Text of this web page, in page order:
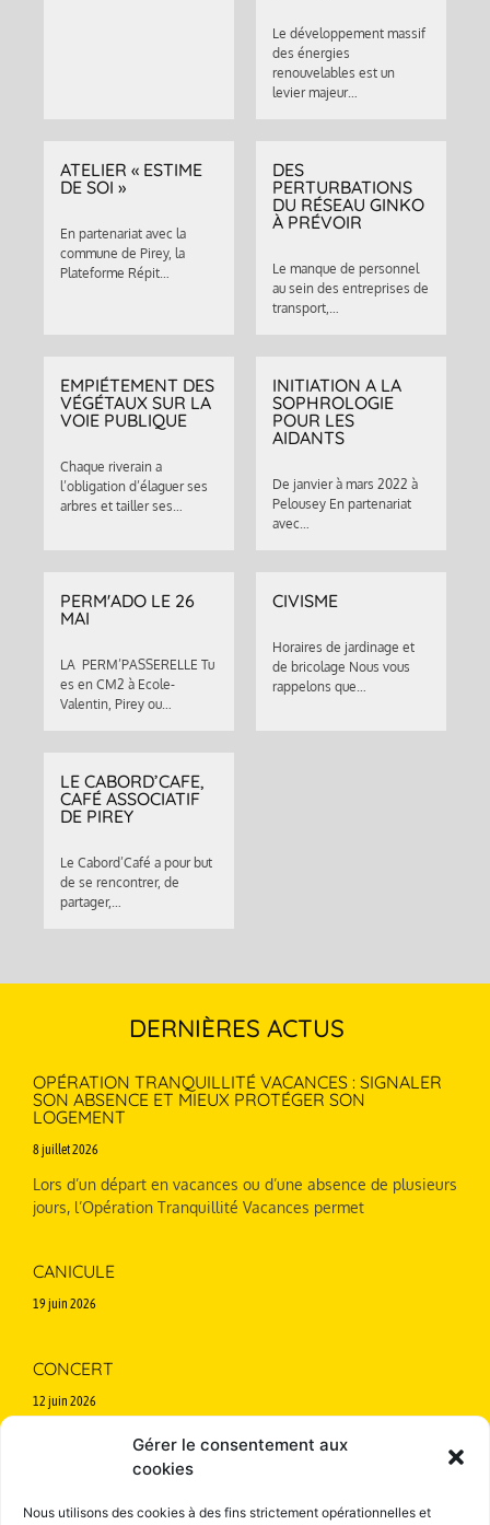
Gérer le consentement aux
cookies
Nous utilisons des cookies à des fins strictement opérationnelles et
Le développement massif
des énergies
renouvelables est un
levier majeur…
ATELIER « ESTIME
DE SOI »
En partenariat avec la
commune de Pirey, la
Plateforme Répit…
DES
PERTURBATIONS
DU RÉSEAU GINKO
À PRÉVOIR
Le manque de personnel
au sein des entreprises de
transport,…
EMPIÉTEMENT DES
VÉGÉTAUX SUR LA
VOIE PUBLIQUE
Chaque riverain a
l’obligation d’élaguer ses
arbres et tailler ses…
INITIATION A LA
SOPHROLOGIE
POUR LES
AIDANTS
De janvier à mars 2022 à
Pelousey En partenariat
avec…
PERM'ADO LE 26
MAI
LA PERM’PASSERELLE Tu
es en CM2 à Ecole-
Valentin, Pirey ou…
CIVISME
Horaires de jardinage et
de bricolage Nous vous
rappelons que…
LE CABORD’CAFE,
CAFÉ ASSOCIATIF
DE PIREY
Le Cabord’Café a pour but
de se rencontrer, de
partager,…
DERNIÈRES ACTUS
OPÉRATION TRANQUILLITÉ VACANCES : SIGNALER
SON ABSENCE ET MIEUX PROTÉGER SON
LOGEMENT
8 juillet 2026
Lors d’un départ en vacances ou d’une absence de plusieurs
jours, l’Opération Tranquillité Vacances permet
CANICULE
19 juin 2026
CONCERT
12 juin 2026
Annulé en cas de pluie